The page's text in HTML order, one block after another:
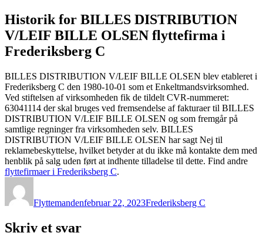
Historik for BILLES DISTRIBUTION
V/LEIF BILLE OLSEN flyttefirma i
Frederiksberg C
BILLES DISTRIBUTION V/LEIF BILLE OLSEN blev etableret i
Frederiksberg C den 1980-10-01 som et Enkeltmandsvirksomhed.
Ved stiftelsen af virksomheden fik de tildelt CVR-nummeret:
63041114 der skal bruges ved fremsendelse af fakturaer til BILLES
DISTRIBUTION V/LEIF BILLE OLSEN og som fremgår på
samtlige regninger fra virksomheden selv. BILLES
DISTRIBUTION V/LEIF BILLE OLSEN har sagt Nej til
reklamebeskyttelse, hvilket betyder at du ikke må kontakte dem med
henblik på salg uden ført at indhente tilladelse til dette. Find andre
flyttefirmaer i Frederiksberg C.
Flyttemandenfebruar 22, 2023Frederiksberg C
Skriv et svar